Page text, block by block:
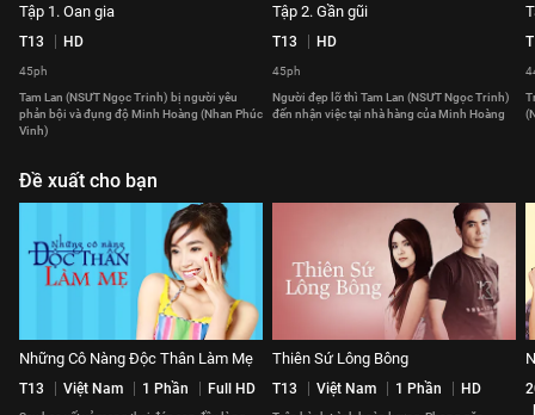
Tập 1. Oan gia
T13 HD
45ph
Tam Lan (NSƯT Ngọc Trinh) bị người yêu
phản bội và đụng độ Minh Hoàng (Nhan Phúc
Vinh)
Tập 2. Gần gũi
T13 HD
45ph
Người đẹp lỡ thì Tam Lan (NSƯT Ngọc Trinh)
đến nhận việc tại nhà hàng của Minh Hoàng
Đề xuất cho bạn
Những Cô Nàng Độc Thân Làm Mẹ
T13 Việt Nam 1 Phần Full HD
Thiên Sứ Lông Bông
T13 Việt Nam 1 Phần HD